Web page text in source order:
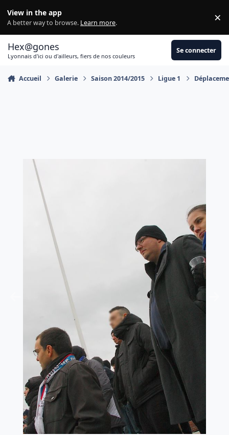
View in the app
A better way to browse. Learn more. ×
Hex@gones
Lyonnais d'ici ou d'ailleurs, fiers de nos couleurs
Se connecter
Accueil Galerie Saison 2014/2015 Ligue 1